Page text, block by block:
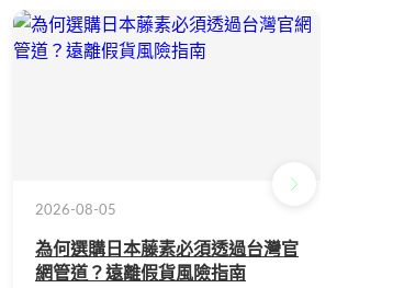
2026-08-05
為何選購日本藤素必須透過台灣官
網管道？遠離假貨風險指南